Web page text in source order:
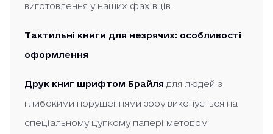
виготовлення у наших фахівців.
Тактильні книги для незрячих: особливості
оформлення
Друк книг шрифтом Брайля для людей з
глибокими порушеннями зору виконується на
спеціальному цупкому папері методом